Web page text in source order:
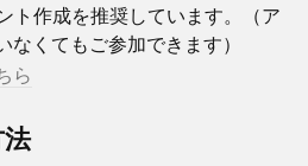
ト作成を推奨しています。（ア
なくてもご参加できます）
ら